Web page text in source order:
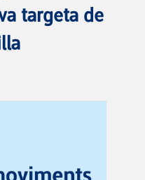
targeta de